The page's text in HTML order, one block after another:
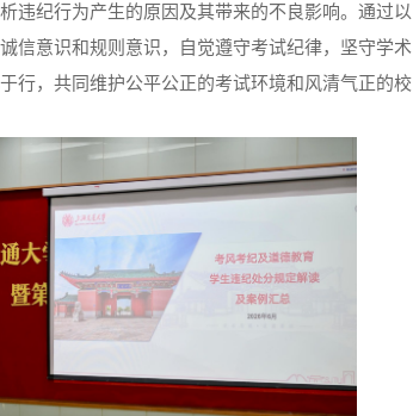
违纪行为产生的原因及其带来的不良影响。通过以
信意识和规则意识，自觉遵守考试纪律，坚守学术
行，共同维护公平公正的考试环境和风清气正的校